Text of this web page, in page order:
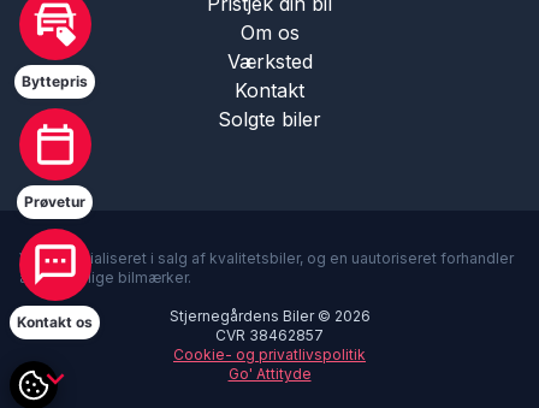
Om os
Værksted
Kontakt
Solgte biler
Vi er specialiseret i salg af kvalitetsbiler, og en uautoriseret forhandler
af forskellige bilmærker.
Stjernegårdens Biler © 2026
CVR 38462857
Cookie- og privatlivspolitik
Go' Attityde
Byttepris
Prøvetur
Kontakt os
Hej 🖐 Vil du vide,
hvad din bil er værd?
Stjernegårdens Biler